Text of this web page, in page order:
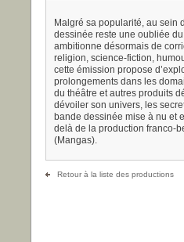
Malgré sa popularité, au sein
dessinée reste une oubliée
ambitionne désormais de
religion, science-fiction,
cette émission propose
prolongements dans les
du théâtre et autres produits
dévoiler son univers, les
bande dessinée mise à nu et
delà de la production franco-
(Mangas).
Retour à la liste des productions